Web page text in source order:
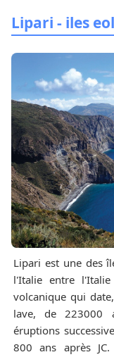
Lipari - iles
Lipari est une des
l'Italie entre
volcanique qui
lave, de 223000
éruptions
800 ans après